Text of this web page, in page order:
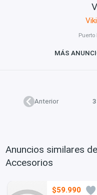
Puerto
MÁS
Anterior
Anuncios similares
Accesorios
$59.990